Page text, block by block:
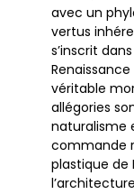
avec un
vertus
s’inscrit
véritable
allégories
naturalisme
commande
plastique de